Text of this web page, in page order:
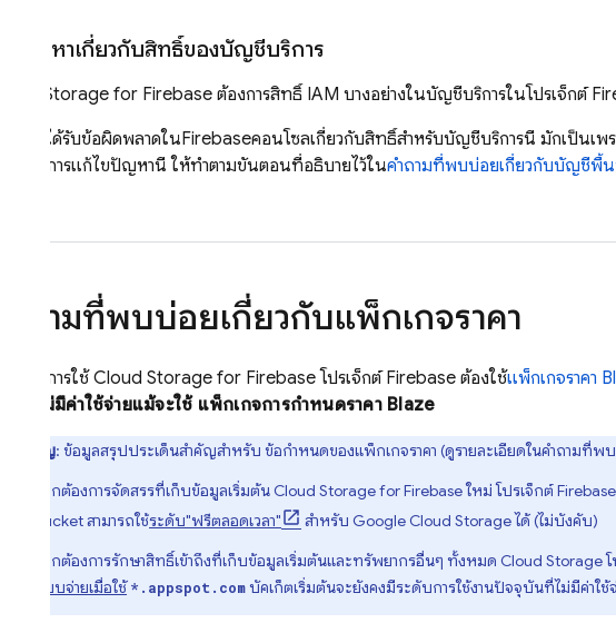
แก้ปัญหาเกี่ยวกับสิทธิ์ของบัญชีบริการ
Cloud Storage for Firebase ต้องการสิทธิ์ IAM บางอย่างในบัญชีบริการในโปรเจ็กต์
หากคุณได้รับข้อผิดพลาดในFirebaseคอนโซลเกี่ยวกับสิทธิ์สำหรับบัญชีบริการนี้ มักเป็นเพ
หากต้องการแก้ไขปัญหานี้ ให้ทำตามขั้นตอนที่อธิบายไว้ในคำถามที่พบบ่อยเกี่ยวกับบัญชีพื้
คำถามที่พบบ่อยเกี่ยวกับแพ็กเกจราคา
หากต้องการใช้ Cloud Storage for Firebase โปรเจ็กต์ Firebase ต้องใช้แพ็กเกจราคา
ได้โดยไม่มีค่าใช้จ่ายแม้จะใช้ แพ็กเกจการกำหนดราคา Blaze
สำคัญ: ข้อมูลสรุปประเด็นสำคัญสำหรับ ข้อกำหนดของแพ็กเกจราคา (ดูรายละเอียดในคำถามที่พ
หากต้องการจัดสรรที่เก็บข้อมูลเริ่มต้น Cloud Storage for Firebaseใหม่ โปรเจ็กต์
Bucket สามารถใช้ระดับ"ฟรีตลอดเวลา" สำหรับ Google Cloud Storageได้ (ไม่บังคับ)
หากต้องการรักษาสิทธิ์เข้าถึงที่เก็บข้อมูลเริ่มต้นและทรัพยากรอื่นๆ ทั้งหมด Cloud Storage
แบบจ่ายเมื่อใช้ *.appspot.com บัคเก็ตเริ่มต้นจะยังคงมีระดับการใช้งานปัจจุบันที่ไม่มีค่าใช้